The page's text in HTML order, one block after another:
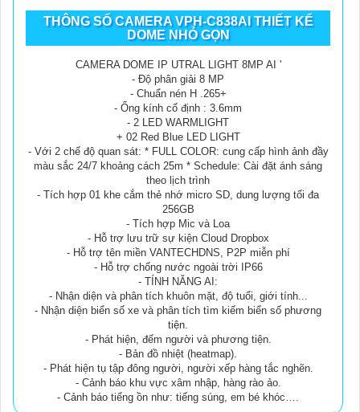
THÔNG SỐ CAMERA VPH-C838AI THIẾT KẾ
DOME NHỎ GỌN
CAMERA DOME IP UTRAL LIGHT 8MP AI '
- Độ phân giải 8 MP
- Chuẩn nén H .265+
- Ống kính cố định : 3.6mm
- 2 LED WARMLIGHT
+ 02 Red Blue LED LIGHT
- Với 2 chế độ quan sát: * FULL COLOR: cung cấp hình ảnh đầy
màu sắc 24/7 khoảng cách 25m * Schedule: Cài đặt ánh sáng
theo lịch trình
- Tích hợp 01 khe cắm thẻ nhớ micro SD, dung lượng tối đa
256GB
- Tích hợp Mic và Loa
- Hỗ trợ lưu trữ sự kiện Cloud Dropbox
- Hỗ trợ tên miền VANTECHDNS, P2P miễn phí
- Hỗ trợ chống nước ngoài trời IP66
- TÍNH NĂNG AI:
- Nhận diện và phân tích khuôn mặt, độ tuổi, giới tính...
- Nhận diện biển số xe và phân tích tìm kiếm biển số phương
tiện.
- Phát hiện, đếm người và phương tiện.
- Bản đồ nhiệt (heatmap).
- Phát hiện tụ tập đông người, người xếp hàng tắc nghẽn.
- Cảnh báo khu vực xâm nhập, hàng rào ảo.
- Cảnh báo tiếng ồn như: tiếng súng, em bé khóc….